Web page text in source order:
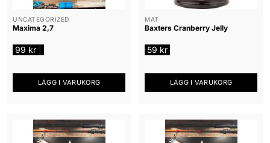
UNCATEGORIZED
Maxima 2,7
99 kr
LÄGG I VARUKORG
MAT
Baxters Cranberry Jelly
59 kr
LÄGG I VARUKORG